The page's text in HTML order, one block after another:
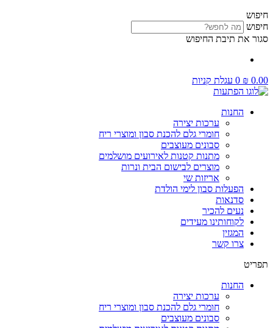
חיפוש
חיפוש
סגור את תיבת החיפוש
₪ 0.00
0 עגלת קניות
החנות
ערכות יצירה
חומרי גלם להכנת סבון ומוצרי ריח
סבונים מעוצבים
מתנות קטנות לאירועים מושלמים
מוצרים לבישום הבית ונרות
אריזות שי
הפעלות סבון לימי הולדת
סדנאות
נעים להכיר
לקוחותינו מעידים
המגזין
צרו קשר
תפריט
החנות
ערכות יצירה
חומרי גלם להכנת סבון ומוצרי ריח
סבונים מעוצבים